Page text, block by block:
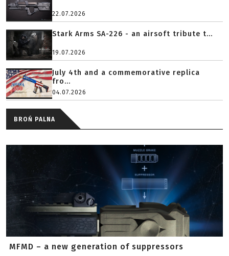
22.07.2026
Stark Arms SA-226 - an airsoft tribute t...
19.07.2026
July 4th and a commemorative replica
fro...
04.07.2026
BROŃ PALNA
MFMD – a new generation of suppressors